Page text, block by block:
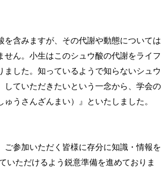
含みますが、その代謝や動態については
せん。小生はこのシュウ酸の代謝をライフ
ました。知っているようで知らないシュウ
していただきたいという一念から、学会の
うさんざんまい）』といたしました。
参加いただく皆様に存分に知識・情報を
いただけるよう鋭意準備を進めておりま